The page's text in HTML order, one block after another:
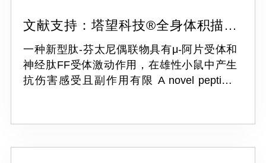
文献支持：塔望科技®全身体积描记
系统 WBP-4M
一种新型肽-芬太尼偶联物具有μ-阿片受体和
神经肽FF受体激动作用，在雄性小鼠中产生
抗伤害感受且副作用有限 A novel peptide‐
an...